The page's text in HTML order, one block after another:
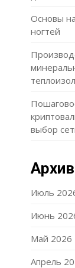
Основы
ногтей
выбор
Архив
Июль
Июнь
Май 2026
Апрель